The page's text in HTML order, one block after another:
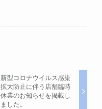
新型コロナウイルス感染
拡大防止に伴う店舗臨時
休業のお知らせを掲載し
ました。